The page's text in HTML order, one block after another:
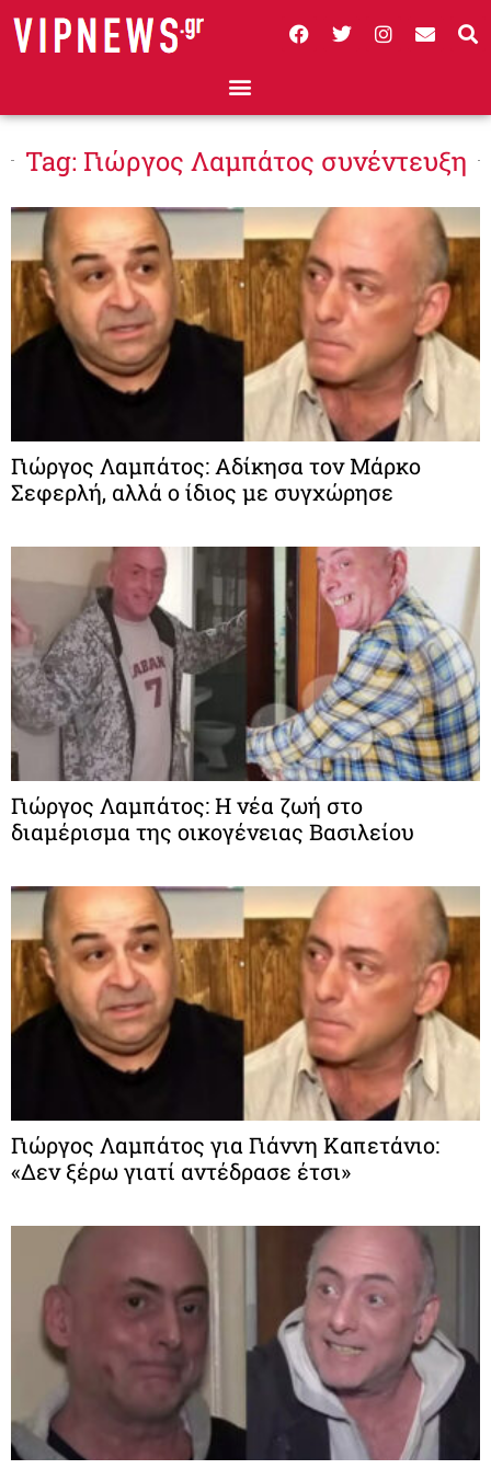
Tag: Γιώργος Λαμπάτος συνέντευξη
Γιώργος Λαμπάτος: Αδίκησα τον Μάρκο
Σεφερλή, αλλά ο ίδιος με συγχώρησε
Γιώργος Λαμπάτος: Η νέα ζωή στο
διαμέρισμα της οικογένειας Βασιλείου
Γιώργος Λαμπάτος για Γιάννη Καπετάνιο:
«Δεν ξέρω γιατί αντέδρασε έτσι»